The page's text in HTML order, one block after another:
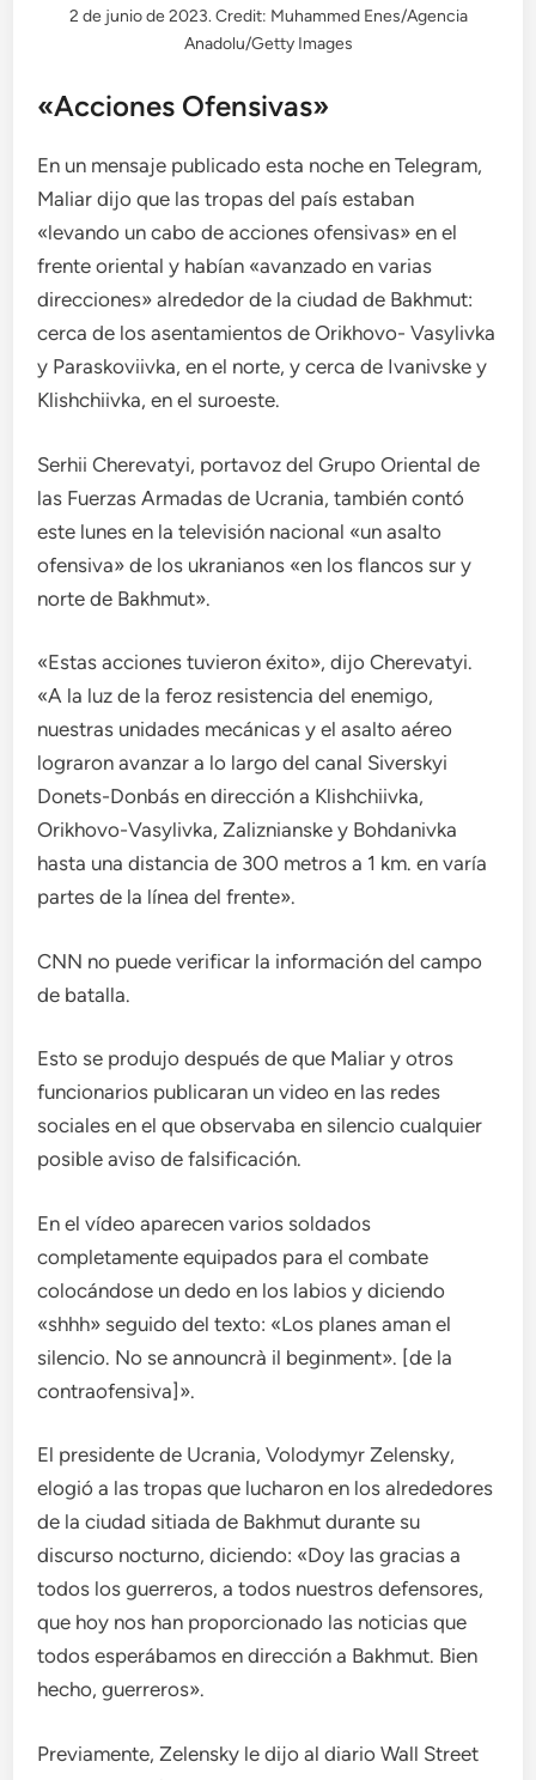
2 de junio de 2023. Credit: Muhammed Enes/Agencia
Anadolu/Getty Images
«Acciones Ofensivas»
En un mensaje publicado esta noche en Telegram,
Maliar dijo que las tropas del país estaban
«levando un cabo de acciones ofensivas» en el
frente oriental y habían «avanzado en varias
direcciones» alrededor de la ciudad de Bakhmut:
cerca de los asentamientos de Orikhovo- Vasylivka
y Paraskoviivka, en el norte, y cerca de Ivanivske y
Klishchiivka, en el suroeste.
Serhii Cherevatyi, portavoz del Grupo Oriental de
las Fuerzas Armadas de Ucrania, también contó
este lunes en la televisión nacional «un asalto
ofensiva» de los ukranianos «en los flancos sur y
norte de Bakhmut».
«Estas acciones tuvieron éxito», dijo Cherevatyi.
«A la luz de la feroz resistencia del enemigo,
nuestras unidades mecánicas y el asalto aéreo
lograron avanzar a lo largo del canal Siverskyi
Donets-Donbás en dirección a Klishchiivka,
Orikhovo-Vasylivka, Zaliznianske y Bohdanivka
hasta una distancia de 300 metros a 1 km. en varía
partes de la línea del frente».
CNN no puede verificar la información del campo
de batalla.
Esto se produjo después de que Maliar y otros
funcionarios publicaran un video en las redes
sociales en el que observaba en silencio cualquier
posible aviso de falsificación.
En el vídeo aparecen varios soldados
completamente equipados para el combate
colocándose un dedo en los labios y diciendo
«shhh» seguido del texto: «Los planes aman el
silencio. No se announcrà il beginment». [de la
contraofensiva]».
El presidente de Ucrania, Volodymyr Zelensky,
elogió a las tropas que lucharon en los alrededores
de la ciudad sitiada de Bakhmut durante su
discurso nocturno, diciendo: «Doy las gracias a
todos los guerreros, a todos nuestros defensores,
que hoy nos han proporcionado las noticias que
todos esperábamos en dirección a Bakhmut. Bien
hecho, guerreros».
Previamente, Zelensky le dijo al diario Wall Street